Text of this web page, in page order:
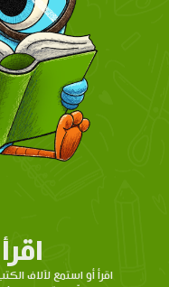
اقرأ أو استمع لآلاف